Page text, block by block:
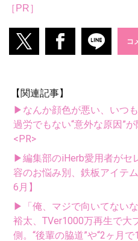
［PR］
コ
【関連記事】
▶なんか顔色が悪い、いつ
過労でもない“意外な原因”
<PR>
▶編集部のiHerb愛用者がセ
容のお悩み別、鉄板アイテ
6月】
▶「俺、マジで向いてない
裕太、TVer1000万再生で大
側。“後輩の脇道”や“2ヶ月